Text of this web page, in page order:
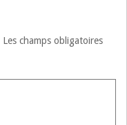
Les champs obligatoires